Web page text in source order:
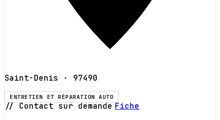
Saint-Denis · 97490
ENTRETIEN ET RÉPARATION AUTO
// Contact sur demande Fiche